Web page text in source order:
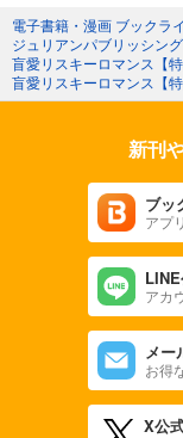
電子書籍・漫画 ブックラ
ジュリアンパブリッシング
盲愛リスキーロマンス【
盲愛リスキーロマンス【
新刊
ブッ
アプ
アカ
メー
お得
X公